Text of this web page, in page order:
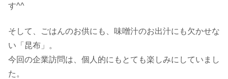
す^^
そして、ごはんのお供にも、味噌汁のお出汁にも欠かせな
い「昆布」。
今回の企業訪問は、個人的にもとても楽しみにしていまし
た。